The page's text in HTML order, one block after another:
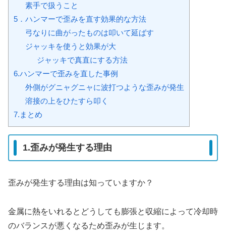
素手で扱うこと
5．ハンマーで歪みを直す効果的な方法
弓なりに曲がったものは叩いて延ばす
ジャッキを使うと効果が大
ジャッキで真直にする方法
6.ハンマーで歪みを直した事例
外側がグニャグニャに波打つような歪みが発生
溶接の上をひたすら叩く
7.まとめ
1.歪みが発生する理由
歪みが発生する理由は知っていますか？
金属に熱をいれるとどうしても膨張と収縮によって冷却時
のバランスが悪くなるため歪みが生じます。